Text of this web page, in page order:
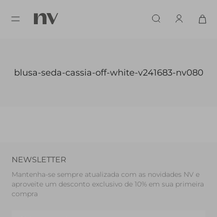
blusa-seda-cassia-off-white-v241683-nv080
NEWSLETTER
Mantenha-se sempre atualizada com as novidades NV e
aproveite um desconto exclusivo de 10% em sua primeira
compra